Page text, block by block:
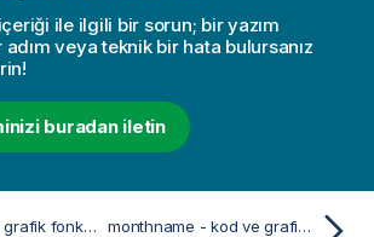
ile ilgili bir sorun; bir yazım
adım veya teknik bir hata bulursanız
buradan iletin
month - kod ve grafik fonksiyonu monthname - kod ve grafik fonksiyonu